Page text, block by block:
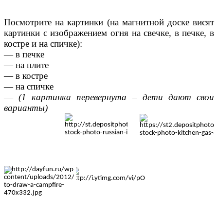
Посмотрите на картинки (на магнитной доске висят
картинки с изображением огня на свечке, в печке, в
костре и на спичке):
— в печке
— на плите
— в костре
— на спичке
—(1 картинка перевернута – дети дают свои
варианты)